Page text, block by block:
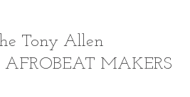
Tony Allen
AFROBEAT MAKERS